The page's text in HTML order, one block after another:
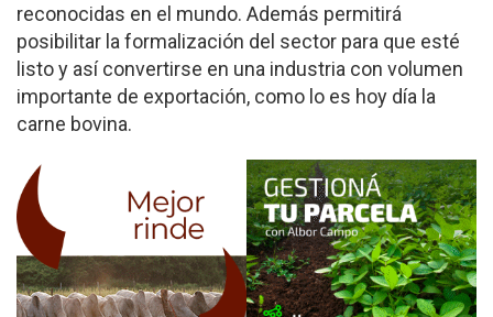
reconocidas en el mundo. Además permitirá
posibilitar la formalización del sector para que esté
listo y así convertirse en una industria con volumen
importante de exportación, como lo es hoy día la
carne bovina.